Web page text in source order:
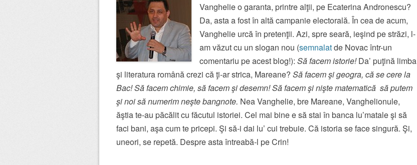
Vanghelie o garanta, printre alţii, pe Ecaterina Andronescu?
Da, asta a fost în altă campanie electorală. În cea de acum,
Vanghelie urcă în pretenţii. Azi, spre seară, ieşind pe străzi, l-
am văzut cu un slogan nou (semnalatde Novac într-un
comentariu pe acest blog!): Să facem istorie!Da’ puţină limba
şi literatura română crezi că ţi-ar strica, Mareane? Să facem şi geogra, că se cere la
Bac! Să facem chimie, să facem şi desemn! Să facem şi nişte matematică să putem
şi noi să numerim neşte bangnote. Nea Vanghelie, bre Mareane, Vanghelionule,
ăştia te-au păcălit cu făcutul istoriei. Cel mai bine e să stai în banca lu’matale şi să
faci bani, aşa cum te pricepi. Şi să-i dai lu’ cui trebuie. Că istoria se face singură. Şi,
uneori, se repetă. Despre asta întreabă-l pe Crin!